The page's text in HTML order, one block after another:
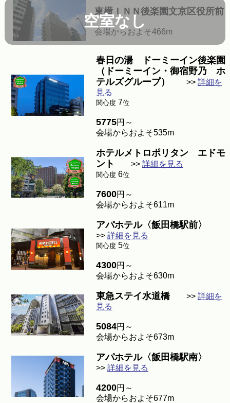
空室なし
東横ＩＮＮ後楽園文京区役所前
会場からおよそ466m
春日の湯 ドーミーイン後楽園
（ドーミーイン・御宿野乃 ホ
テルズグループ）
>> 詳細を
見る
関心度 7位
5775円～
会場からおよそ535m
ホテルメトロポリタン エドモ
ント
>> 詳細を見る
関心度 6位
7600円～
会場からおよそ611m
アパホテル〈飯田橋駅前〉
>> 詳細を見る
関心度 5位
4300円～
会場からおよそ630m
東急ステイ水道橋>> 詳細を
見る
5084円～
会場からおよそ673m
アパホテル〈飯田橋駅南〉
>> 詳細を見る
4200円～
会場からおよそ677m